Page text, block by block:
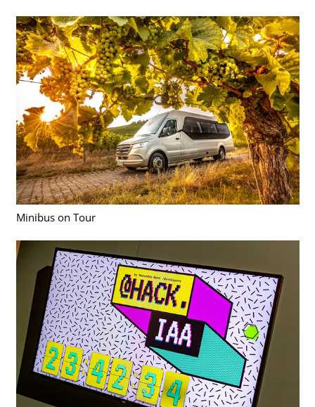
Minibus on Tour